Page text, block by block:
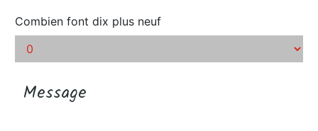
Combien font dix plus neuf